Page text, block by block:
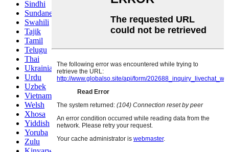
Sindhi
Sundanese
Swahili
Tajik
Tamil
Telugu
Thai
Ukrainian
Urdu
Uzbek
Vietnamese
Welsh
Xhosa
Yiddish
Yoruba
Zulu